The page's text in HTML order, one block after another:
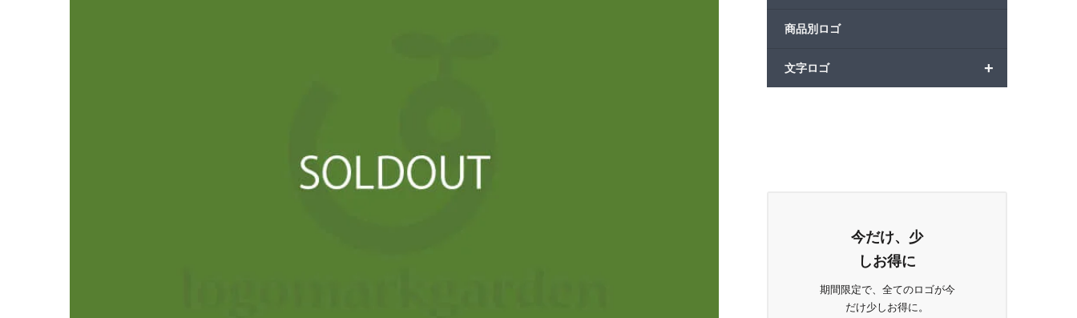
商品別ロゴ
+
文字ロゴ
今だけ、少
しお得に
期間限定で、全てのロゴが今
だけ少しお得に。